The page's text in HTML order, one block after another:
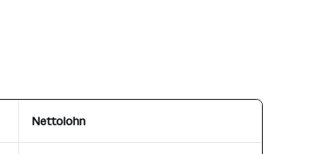
Nettolohn